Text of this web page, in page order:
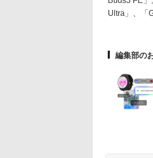
Ultra」、「
編集部の